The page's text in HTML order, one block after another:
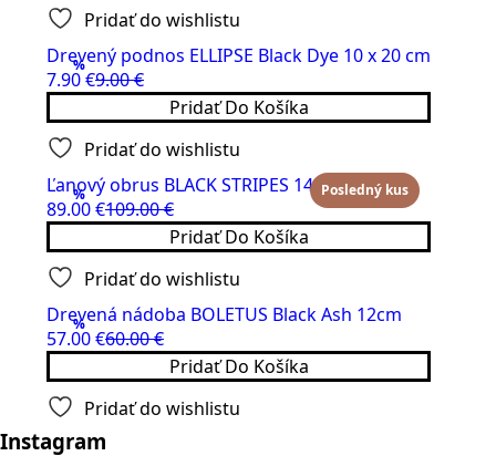
was:
9.60 €.
is:
6.90 €.
Pridať do wishlistu
%
Drevený podnos ELLIPSE Black Dye 10 x 20 cm
9.00€
Original
price
was:
9.00 €.
7.90€
Current
price
is:
7.90 €.
Pridať Do Košíka
Pridať do wishlistu
% Posledný kus
Ľanový obrus BLACK STRIPES 140 x 140 cm
109.00€
Original
price
was:
109.00 €.
89.00€
Current
price
is:
89.00 €.
Pridať Do Košíka
Pridať do wishlistu
%
Drevená nádoba BOLETUS Black Ash 12cm
60.00€
Original
price
was:
60.00 €.
57.00€
Current
price
is:
57.00 €.
Pridať Do Košíka
Pridať do wishlistu
Instagram